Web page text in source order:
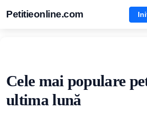
Petitieonline.com
Cele mai populare
ultima lună